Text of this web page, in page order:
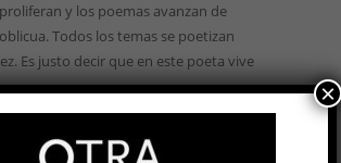
y los poemas avanzan de
Todos los temas se poetizan
Es justo decir que en este poeta vive
×